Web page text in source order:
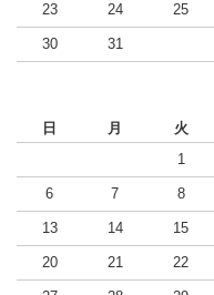
23 24 25
30 31
日 月 火
1
6 7 8
13 14 15
20 21 22